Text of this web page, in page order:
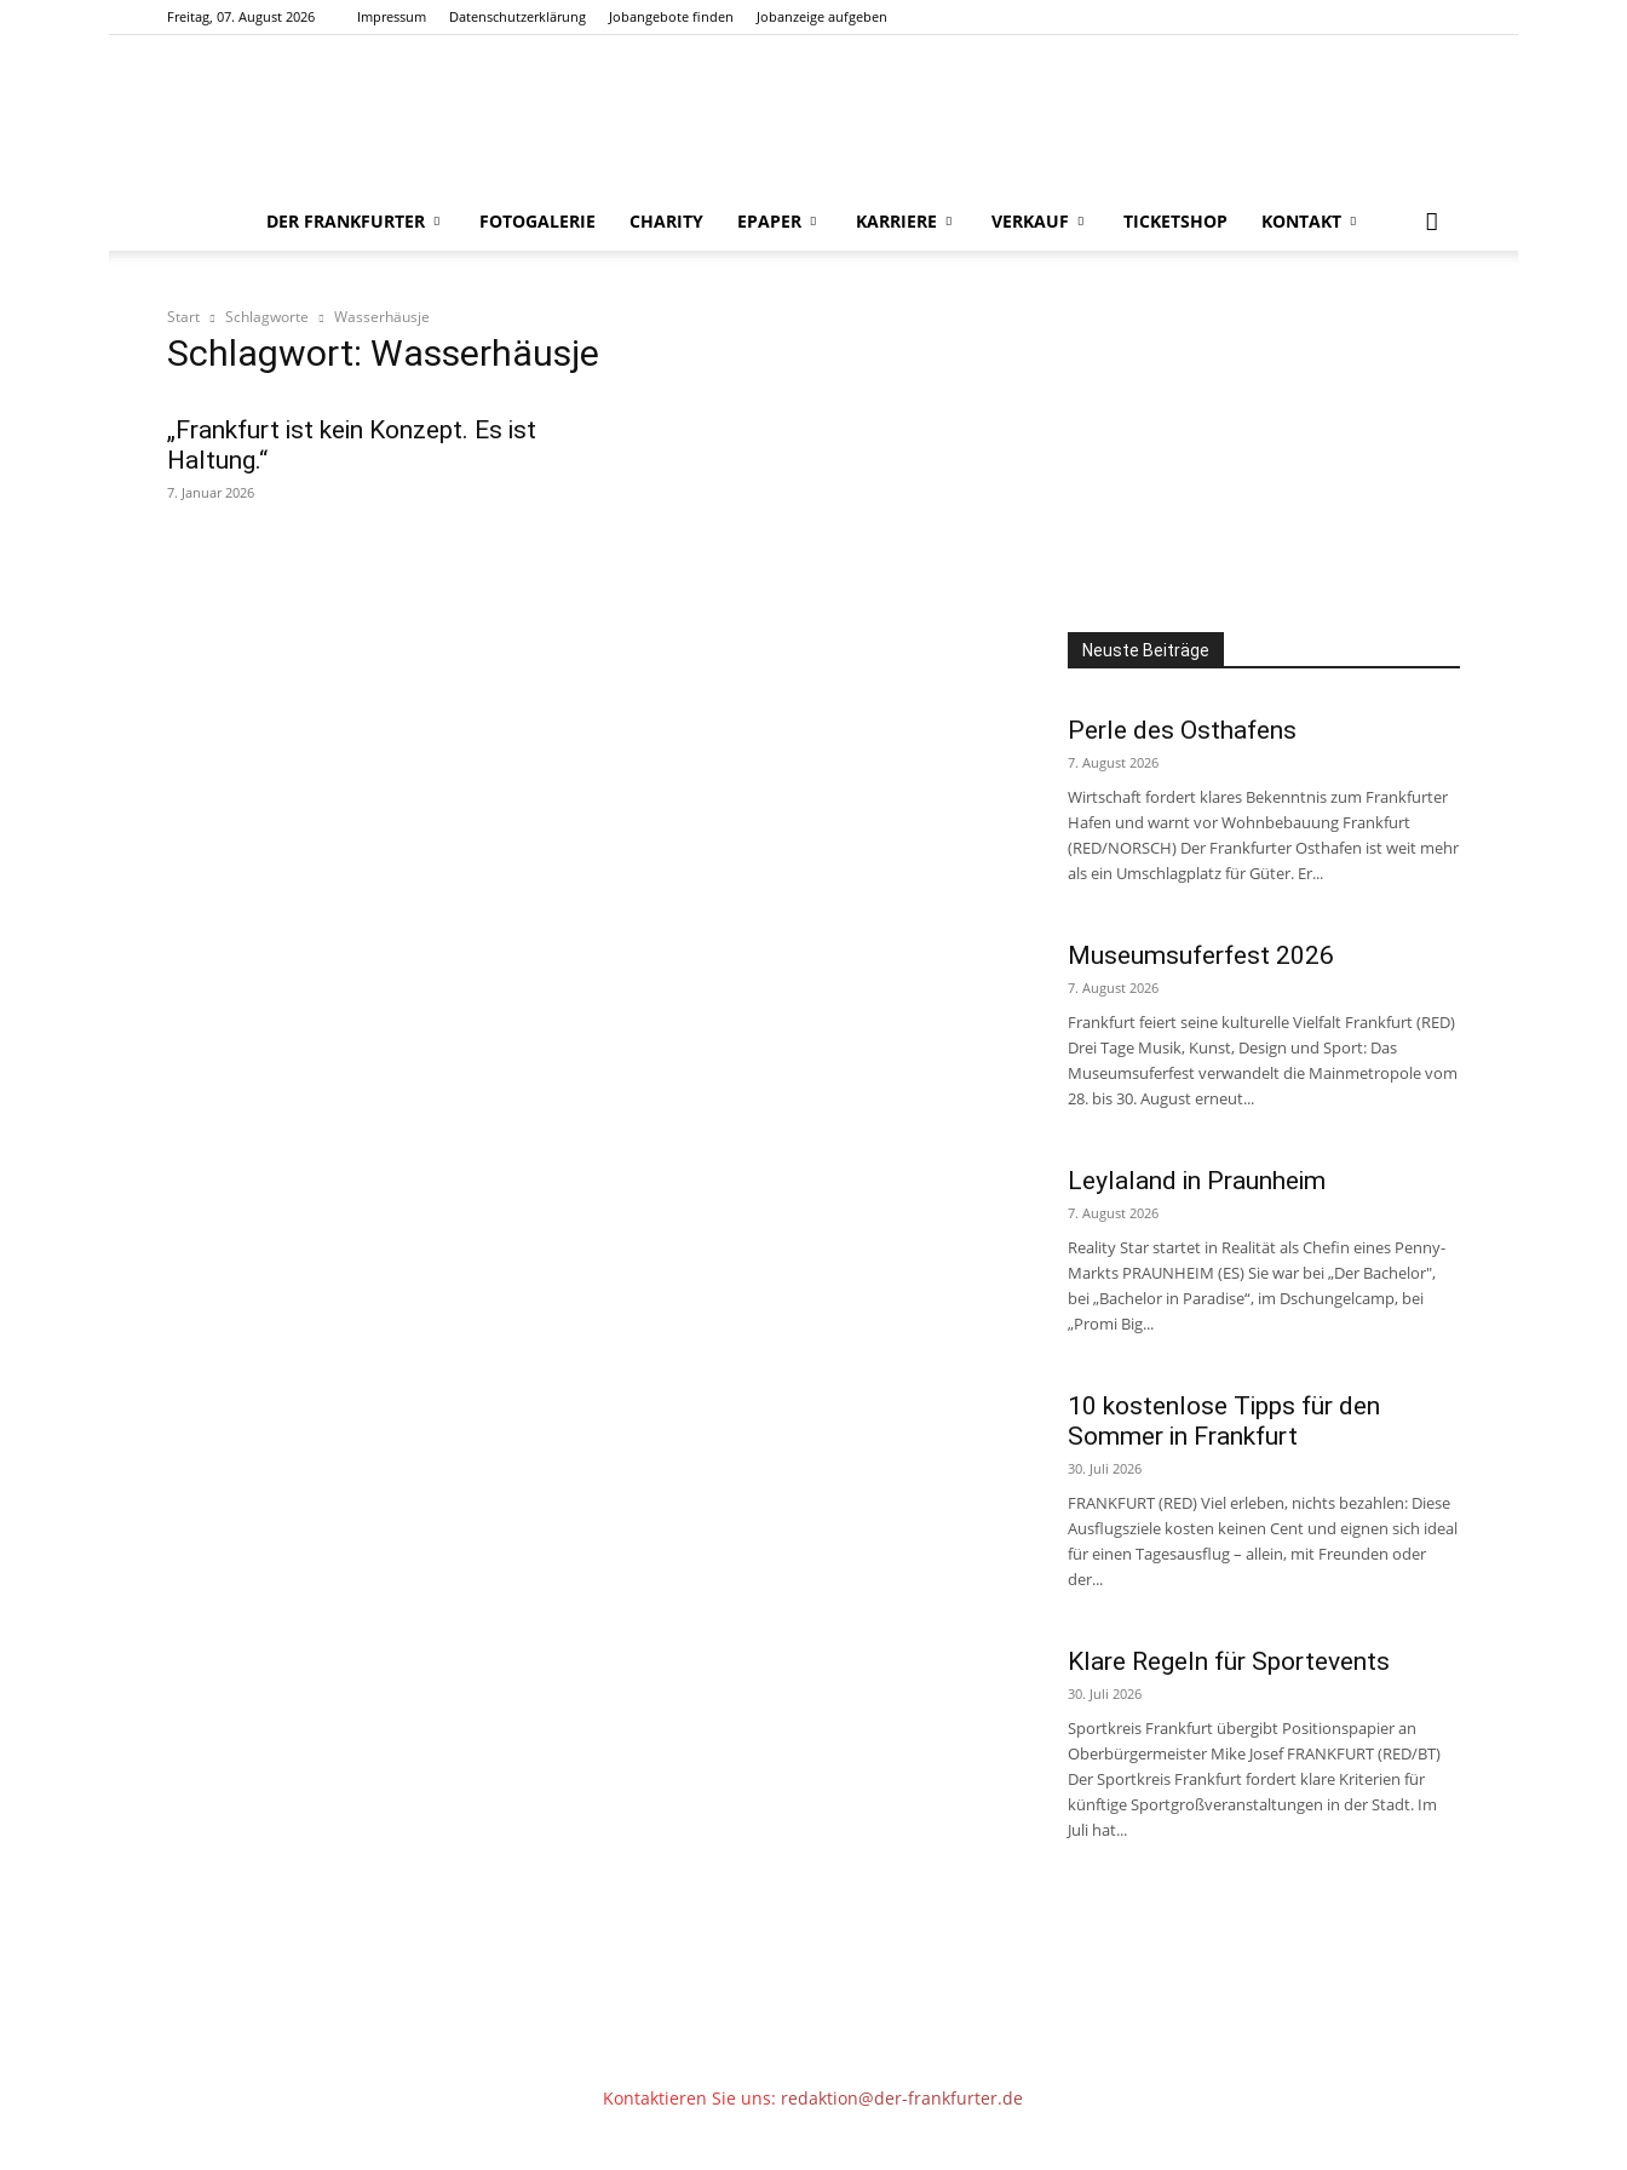
Freitag, 07. August 2026 Impressum Datenschutzerklärung Jobangebote finden Jobanzeige aufgeben
DER FRANKFURTER FOTOGALERIE CHARITY EPAPER KARRIERE VERKAUF TICKETSHOP KONTAKT
Start Schlagworte Wasserhäusje
Schlagwort: Wasserhäusje
„Frankfurt ist kein Konzept. Es ist
Haltung.“
7. Januar 2026
Neuste Beiträge
Perle des Osthafens
7. August 2026
Wirtschaft fordert klares Bekenntnis zum Frankfurter
Hafen und warnt vor Wohnbebauung Frankfurt
(RED/NORSCH) Der Frankfurter Osthafen ist weit mehr
als ein Umschlagplatz für Güter. Er...
Museumsuferfest 2026
7. August 2026
Frankfurt feiert seine kulturelle Vielfalt Frankfurt (RED)
Drei Tage Musik, Kunst, Design und Sport: Das
Museumsuferfest verwandelt die Mainmetropole vom
28. bis 30. August erneut...
Leylaland in Praunheim
7. August 2026
Reality Star startet in Realität als Chefin eines Penny-
Markts PRAUNHEIM (ES) Sie war bei „Der Bachelor",
bei „Bachelor in Paradise“, im Dschungelcamp, bei
„Promi Big...
10 kostenlose Tipps für den
Sommer in Frankfurt
30. Juli 2026
FRANKFURT (RED) Viel erleben, nichts bezahlen: Diese
Ausflugsziele kosten keinen Cent und eignen sich ideal
für einen Tagesausflug – allein, mit Freunden oder
der...
Klare Regeln für Sportevents
30. Juli 2026
Sportkreis Frankfurt übergibt Positionspapier an
Oberbürgermeister Mike Josef FRANKFURT (RED/BT)
Der Sportkreis Frankfurt fordert klare Kriterien für
künftige Sportgroßveranstaltungen in der Stadt. Im
Juli hat...
Kontaktieren Sie uns: redaktion@der-frankfurter.de